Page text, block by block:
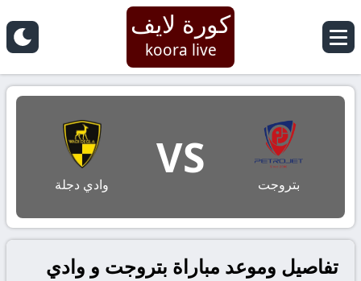
كورة لايف
koora live
بتروجت
VS
وادي دجلة
تفاصيل وموعد مباراة بتروجت و وادي